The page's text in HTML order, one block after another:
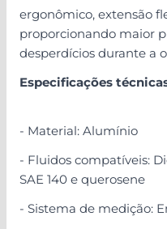
ergonômico, extensão
proporcionando maior
desperdícios durante a
Especificações
- Material: Alumínio
- Fluidos compatíveis:
SAE 140 e querosene
- Sistema de medição: